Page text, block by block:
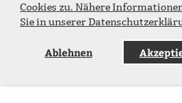
Cookies zu. Nähere
Sie in unserer
Ablehnen
Hier finden Sie alle Formulare